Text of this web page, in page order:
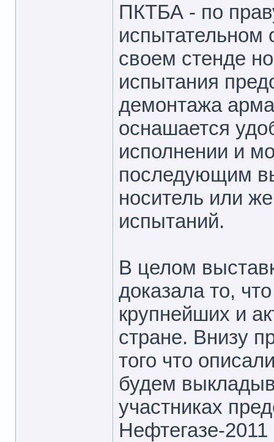
ПКТБА - по
испытательном
своем стенде
испытания
демонтажа
оснашается
исполнении и
последующим
носитель или
испытаний.
В целом
доказала то,
крупнейших и
стране. Внизу
того что
будем
участниках
Нефтегазе-2011